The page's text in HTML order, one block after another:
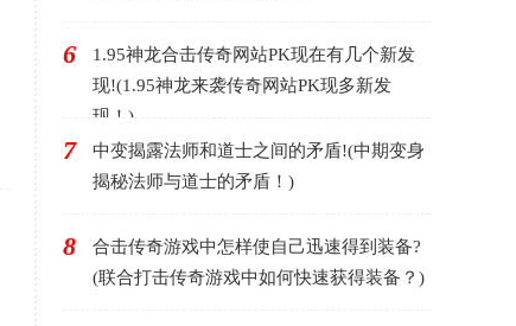
6
1.95神龙合击传奇网站PK现在有几个新发
现!(1.95神龙来袭传奇网站PK现多新发
现！)
7
中变揭露法师和道士之间的矛盾!(中期变身
揭秘法师与道士的矛盾！)
8
合击传奇游戏中怎样使自己迅速得到装备?
(联合打击传奇游戏中如何快速获得装备？)